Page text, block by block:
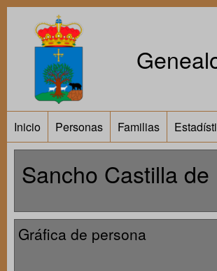
Inicio Personas Familias
Sancho Castilla de
Gráfica de persona